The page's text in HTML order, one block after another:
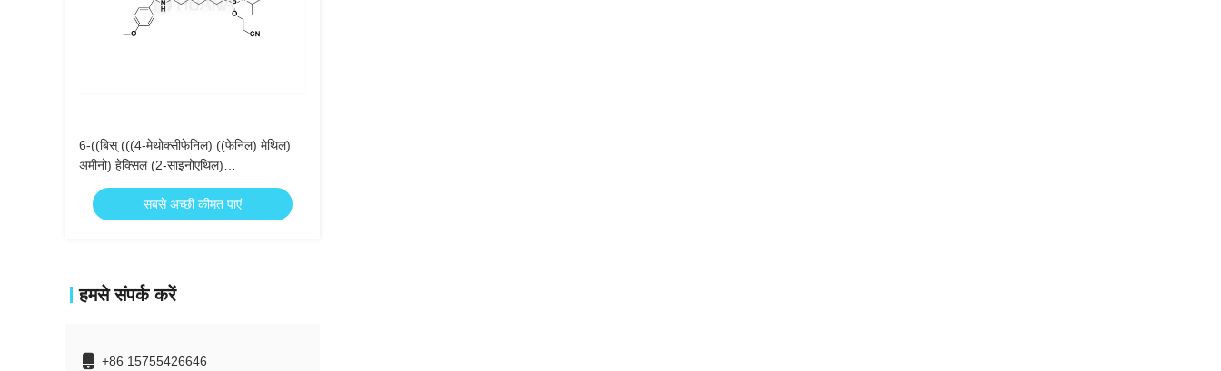
6-((बिस् (((4-मेथोक्सीफेनिल) ((फेनिल) मेथिल)
अमीनो) हेक्सिल (2-साइनोएथिल)
डायसोप्रोपाइलफोस्फोरामिडाइट
सबसे अच्छी कीमत पाएं
हमसे संपर्क करें
+86 15755426646